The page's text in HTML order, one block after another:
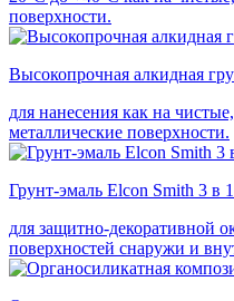
поверхности.
Высокопрочная алкидная
для нанесения как на
металлические поверхности.
Грунт-эмаль Elcon Smith 3 в
для защитно-декоративной
поверхностей снаружи и